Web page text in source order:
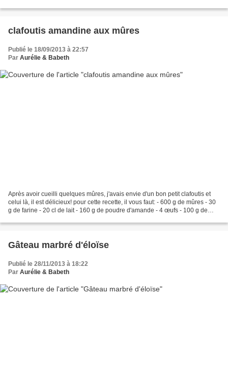
clafoutis amandine aux mûres
Publié le 18/09/2013 à 22:57
Par Aurélie & Babeth
Après avoir cueilli quelques mûres, j'avais envie d'un bon petit clafoutis et
celui là, il est délicieux! pour cette recette, il vous faut: - 600 g de mûres - 30
g de farine - 20 cl de lait - 160 g de poudre d'amande - 4 œufs - 100 g de
Gâteau marbré d'éloïse
Publié le 28/11/2013 à 18:22
Par Aurélie & Babeth